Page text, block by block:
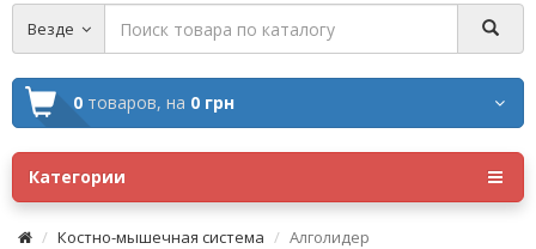
Везде
0 товаров, на 0 грн
Категории
Костно-мышечная система Алголидер